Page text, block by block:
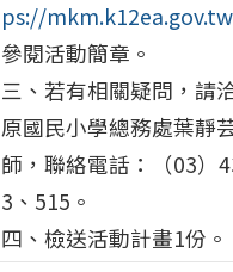
ps://mkm.k12ea.gov.tw
參閱活動簡章。
三、若有相關疑問，請
原國民小學總務處葉靜
師，聯絡電話：（03）
3、515。
四、檢送活動計畫1份。